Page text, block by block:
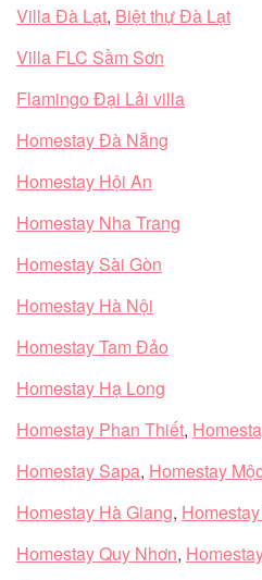
Villa Đà Lạt, Biệt thự Đà Lạt
Villa FLC Sầm Sơn
Flamingo Đại Lải villa
Homestay Đà Nẵng
Homestay Hội An
Homestay Nha Trang
Homestay Sài Gòn
Homestay Hà Nội
Homestay Tam Đảo
Homestay Hạ Long
Homestay Phan Thiết,
Homestay Sapa, Homestay
Homestay Hà Giang,
Homestay Quy Nhơn,